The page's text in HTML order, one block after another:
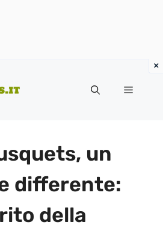
Menu
un
differente:
della